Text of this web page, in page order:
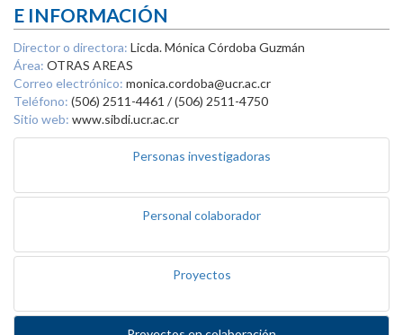
E INFORMACIÓN
Director o directora: Licda. Mónica Córdoba Guzmán
Área: OTRAS AREAS
Correo electrónico: monica.cordoba@ucr.ac.cr
Teléfono: (506) 2511-4461 / (506) 2511-4750
Sitio web: www.sibdi.ucr.ac.cr
Personas investigadoras
Personal colaborador
Proyectos